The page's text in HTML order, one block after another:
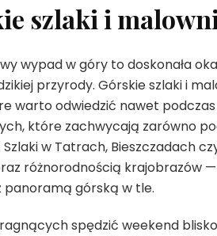
szlaki i
wypad w góry to doskonała
przyrody. Górskie szlaki i
warto odwiedzić nawet
które zachwycają zarówno
w Tatrach, Bieszczadach
różnorodnością krajobrazów
panoramą górską w tle.
spędzić weekend